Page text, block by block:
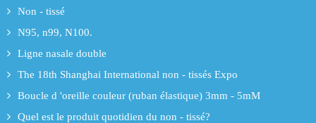
Non - tissé
N95, n99, N100.
Ligne nasale double
The 18th Shanghai International non - tissés Expo
Boucle d 'oreille couleur (ruban élastique) 3mm - 5mM
Quel est le produit quotidien du non - tissé?